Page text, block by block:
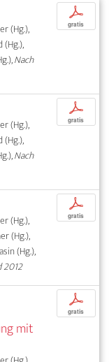
(Hg.),
(Hg.),
Nach
p
gratis
(Hg.),
(Hg.),
Nach
p
gratis
(Hg.),
(Hg.),
(Hg.),
2012
p
gratis
mit
p
gratis